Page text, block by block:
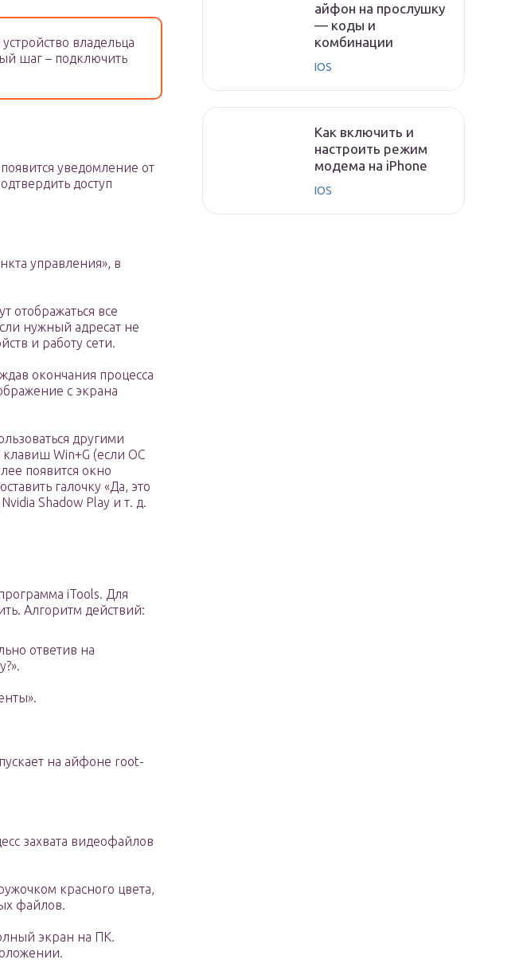
владельца
шаг – подключить
уведомление от
доступ
управления», в
отображаться все
нужный адресат не
и работу сети.
окончания процесса
с экрана
другими
Win+G (если ОС
появится окно
галочку «Да, это
Shadow Play и т. д.
iTools. Для
Алгоритм действий:
ответив на
на айфоне root-
захвата видеофайлов
красного цвета,
файлов.
экран на ПК.
айфон на прослушку
— коды и
комбинации
IOS
Как включить и
настроить режим
модема на iPhone
IOS